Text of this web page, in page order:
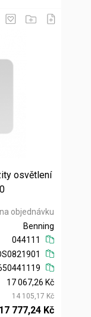
osvětlení
na objednávku
Benning
044111
17 067,26 Kč
14 105,17 Kč
17 777,24 Kč